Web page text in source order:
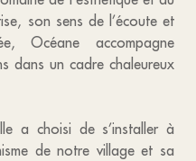
son sens de l’écoute et
Océane accompagne
dans un cadre chaleureux
a choisi de s’installer à
de notre village et sa